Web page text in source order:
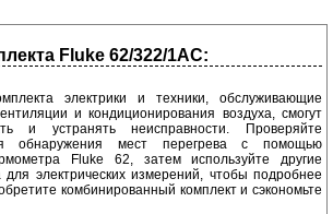
Fluke 62/322/1AC:
электрики и техники, обслуживающие
и кондиционирования воздуха, смогут
и устранять неисправности. Проверяйте
обнаружения мест перегрева с помощью
Fluke 62, затем используйте другие
электрических измерений, чтобы подробнее
комбинированный комплект и сэкономьте